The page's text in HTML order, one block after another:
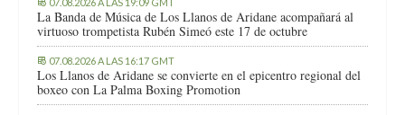
La Banda de Música de Los Llanos de Aridane acompañará al
virtuoso trompetista Rubén Simeó este 17 de octubre
07.08.2026 A LAS 16:17 GMT
Los Llanos de Aridane se convierte en el epicentro regional del
boxeo con La Palma Boxing Promotion